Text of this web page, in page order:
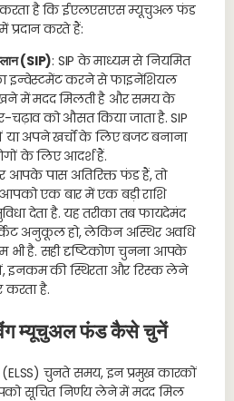
करता है कि ईएलएसएस म्यूचुअल फंड
प्रदान करते हैं:
(SIP): SIP के माध्यम से नियमित
इन्वेस्टमेंट करने से फाइनेंशियल
में मदद मिलती है और समय के
चढ़ाव को औसत किया जाता है. SIP
या अपने खर्चों के लिए बजट बनाना
के लिए आदर्श हैं.
आपके पास अतिरिक्त फंड हैं, तो
एक बार में एक बड़ी राशि
देता है. यह तरीका तब फायदेमंद
अनुकूल हो, लेकिन अस्थिर अवधि
भी है. सही दृष्टिकोण चुनना आपके
इनकम की स्थिरता और रिस्क लेने
करता है.
म्यूचुअल फंड कैसे चुनें
चुनते समय, इन प्रमुख कारकों
सूचित निर्णय लेने में मदद मिल